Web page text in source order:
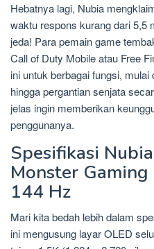
Hebatnya lagi, Nubia
waktu respons kurang dari 5,5
jeda! Para pemain game
Call of Duty Mobile atau Free
ini untuk berbagai fungsi,
hingga pergantian senjata
jelas ingin memberikan
penggunanya.
Spesifikasi
Monster
144 Hz
Mari kita bedah lebih dalam
ini mengusung layar OLED